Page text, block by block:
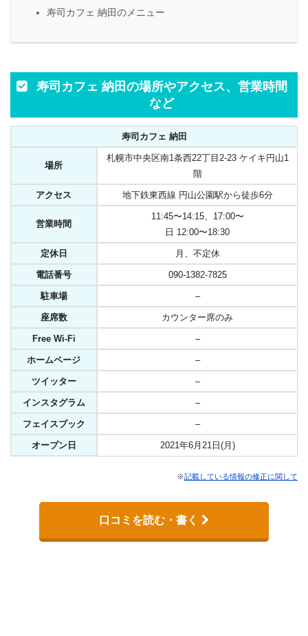
寿司カフェ 納田のメニュー
寿司カフェ 納田の場所やアクセス、営業時間
など
寿司カフェ 納田
場所
札幌市中央区南1条西22丁目2-23 ケイキ円山1
階
アクセス 地下鉄東西線 円山公園駅から徒歩6分
営業時間
11:45〜14:15、17:00〜
日 12:00〜18:30
定休日 月、不定休
電話番号 090-1382-7825
駐車場 –
座席数 カウンター席のみ
Free Wi-Fi –
ホームページ –
ツイッター –
インスタグラム –
フェイスブック –
オープン日 2021年6月21日(月)
※記載している情報の修正に関して
口コミを読む・書く